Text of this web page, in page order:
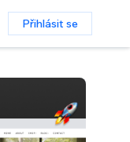
Přihlásit se